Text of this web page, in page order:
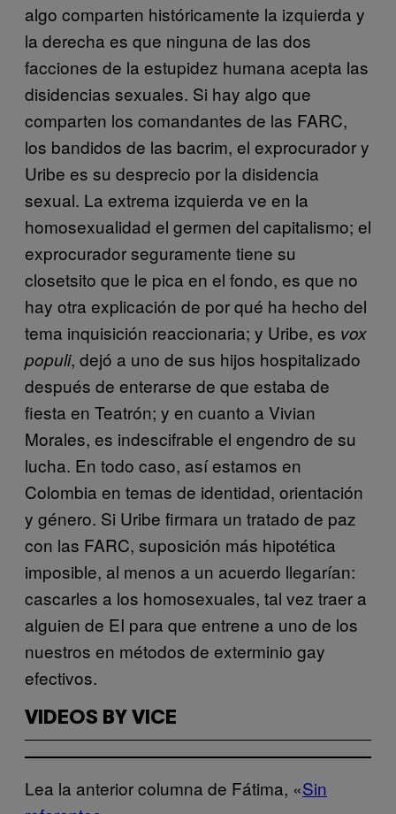
algo comparten históricamente la izquierda y
la derecha es que ninguna de las dos
facciones de la estupidez humana acepta las
disidencias sexuales. Si hay algo que
comparten los comandantes de las FARC,
los bandidos de las bacrim, el exprocurador y
Uribe es su desprecio por la disidencia
sexual. La extrema izquierda ve en la
homosexualidad el germen del capitalismo; el
exprocurador seguramente tiene su
closetsito que le pica en el fondo, es que no
hay otra explicación de por qué ha hecho del
tema inquisición reaccionaria; y Uribe, es vox
populi, dejó a uno de sus hijos hospitalizado
después de enterarse de que estaba de
fiesta en Teatrón; y en cuanto a Vivian
Morales, es indescifrable el engendro de su
lucha. En todo caso, así estamos en
Colombia en temas de identidad, orientación
y género. Si Uribe firmara un tratado de paz
con las FARC, suposición más hipotética
imposible, al menos a un acuerdo llegarían:
cascarles a los homosexuales, tal vez traer a
alguien de EI para que entrene a uno de los
nuestros en métodos de exterminio gay
efectivos.
VIDEOS BY VICE
Lea la anterior columna de Fátima, «Sin